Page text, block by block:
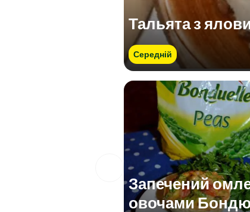
Тальята з
Середній
Запечений
овочами